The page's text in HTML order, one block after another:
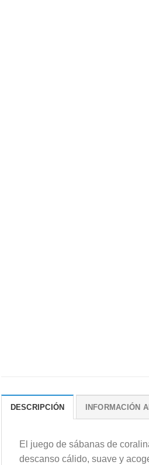
DESCRIPCIÓN INFORMACIÓN
El juego de sábanas de
descanso cálido, suave y